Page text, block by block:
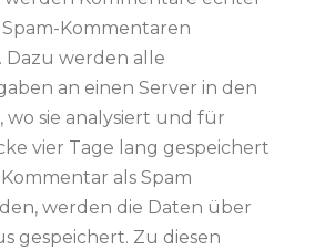
Kommentaren
Dazu werden alle
an einen Server in den
wo sie analysiert und für
vier Tage lang gespeichert
als Spam
werden die Daten über
gespeichert. Zu diesen